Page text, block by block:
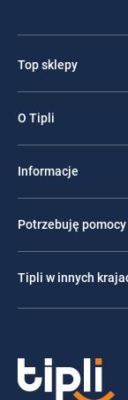
Top sklepy
O Tipli
Informacje
Potrzebuję pomocy
Tipli w innych